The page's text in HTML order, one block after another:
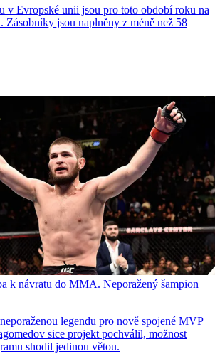
v Evropské unii jsou pro toto období roku na
Zásobníky jsou naplněny z méně než 58
k návratu do MMA. Neporažený šampion
legendu pro nově spojené MVP
sice projekt pochválil, možnost
shodil jedinou větou.